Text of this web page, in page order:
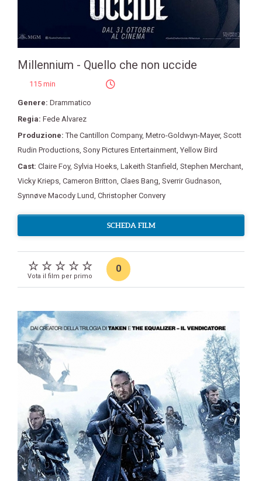
Millennium - Quello che non uccide
115 min
Genere: Drammatico
Regia: Fede Alvarez
Produzione:The Cantillon Company, Metro-Goldwyn-Mayer, Scott
Rudin Productions Sony Pictures Entertainment Yellow Bird
Cast: Claire Foy, Sylvia Hoeks Lakeith Stanfield Stephen Merchant
Vicky Krieps Cameron Britton Claes Bang Sverrir Gudnason
Synnøve Macody Lund Christopher Convery
SCHEDA FILM
Vota il film per primo
0